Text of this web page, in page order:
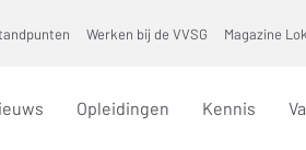
Werken bij de VVSG Magazine
Opleidingen Kennis